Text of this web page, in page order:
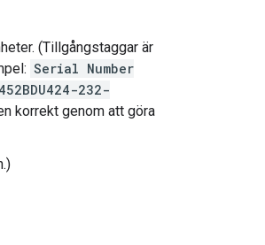
(Tillgångstaggar är
Serial Number
232-
korrekt genom att göra